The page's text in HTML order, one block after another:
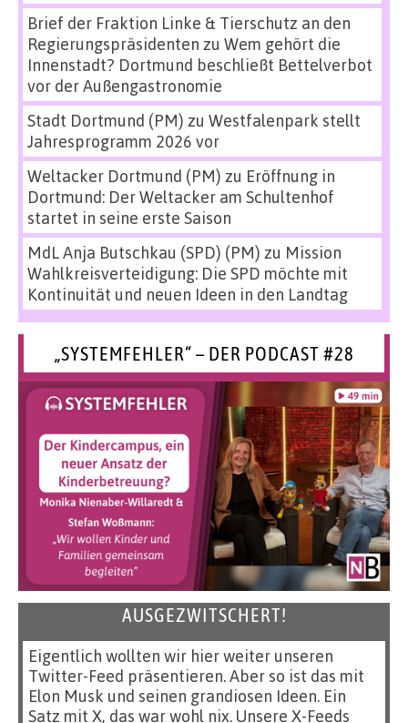
Brief der Fraktion Linke & Tierschutz an den
Regierungspräsidenten zu Wem gehört die
Innenstadt? Dortmund beschließt Bettelverbot
vor der Außengastronomie
Stadt Dortmund (PM) zu Westfalenpark stellt
Jahresprogramm 2026 vor
Weltacker Dortmund (PM) zu Eröffnung in
Dortmund: Der Weltacker am Schultenhof
startet in seine erste Saison
MdL Anja Butschkau (SPD) (PM) zu Mission
Wahlkreisverteidigung: Die SPD möchte mit
Kontinuität und neuen Ideen in den Landtag
„SYSTEMFEHLER“ – DER PODCAST #28
AUSGEZWITSCHERT!
Eigentlich wollten wir hier weiter unseren
Twitter-Feed präsentieren. Aber so ist das mit
Elon Musk und seinen grandiosen Ideen. Ein
Satz mit X, das war wohl nix. Unsere X-Feeds